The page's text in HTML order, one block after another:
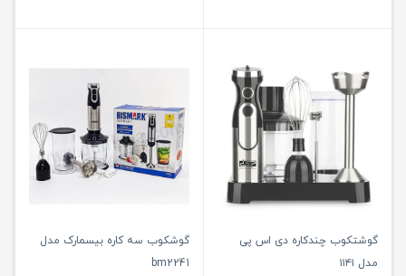
گوشتکوب چندکاره دی اس پی
مدل ۱۱۴۱
گوشکوب سه کاره بیسمارک مدل
bm2241